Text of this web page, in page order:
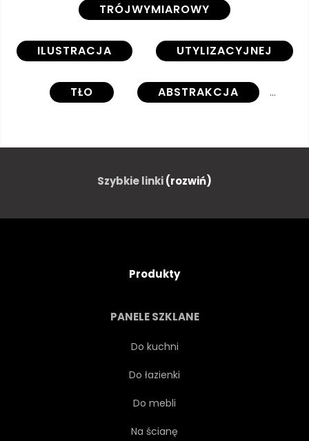
TRÓJWYMIAROWY
ILUSTRACJA UTYLIZACYJNEJ
TŁO ABSTRAKCJA
PIŁKA
OKRĄGŁY KSZTAŁT
UKOŚNY
Szybkie linki(rozwiń)
Produkty
PANELE SZKLANE
Do kuchni
Do łazienki
Do mebli
Na ścianę